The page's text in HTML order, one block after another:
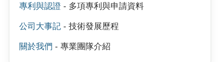
專利與認證 - 多項專利與申請資料
公司大事記 - 技術發展歷程
關於我們 - 專業團隊介紹